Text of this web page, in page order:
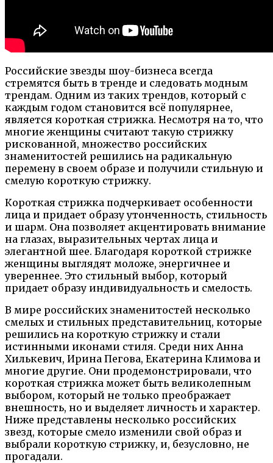
Российские звезды шоу-бизнеса всегда
стремятся быть в тренде и следовать модным
трендам. Одним из таких трендов, который с
каждым годом становится всё популярнее,
является короткая стрижка. Несмотря на то, что
многие женщины считают такую стрижку
рискованной, множество российских
знаменитостей решились на радикальную
перемену в своем образе и получили стильную и
смелую короткую стрижку.
Короткая стрижка подчеркивает особенности
лица и придает образу утонченность, стильность
и шарм. Она позволяет акцентировать внимание
на глазах, выразительных чертах лица и
элегантной шее. Благодаря короткой стрижке
женщины выглядят моложе, энергичнее и
увереннее. Это стильный выбор, который
придает образу индивидуальность и смелость.
В мире российских знаменитостей несколько
смелых и стильных представительниц, которые
решились на короткую стрижку и стали
истинными иконами стиля. Среди них Анна
Хилькевич, Ирина Пегова, Екатерина Климова и
многие другие. Они продемонстрировали, что
короткая стрижка может быть великолепным
выбором, который не только преображает
внешность, но и выделяет личность и характер.
Ниже представлены несколько российских
звезд, которые смело изменили свой образ и
выбрали короткую стрижку, и, безусловно, не
прогадали.